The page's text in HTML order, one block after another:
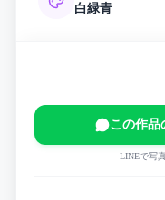
白緑青
この作品
LINEで写